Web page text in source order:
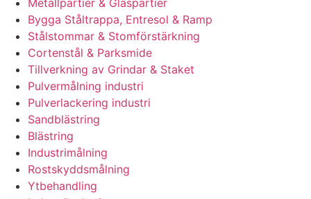
Metallpartier & Glaspartier
Bygga Ståltrappa, Entresol & Ramp
Stålstommar & Stomförstärkning
Cortenstål & Parksmide
Tillverkning av Grindar & Staket
Pulvermålning industri
Pulverlackering industri
Sandblästring
Blästring
Industrimålning
Rostskyddsmålning
Ytbehandling